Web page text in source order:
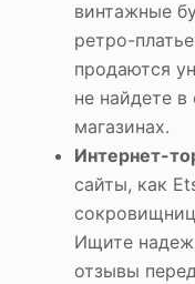
винтажные
ретро-
продаются
не найдете
магазинах.
Интернет-
сайты, как
Ищите
отзывы